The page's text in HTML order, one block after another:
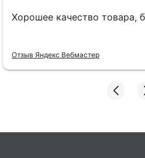
Хорошее качество товара,
Отзыв Яндекс Вебмастер